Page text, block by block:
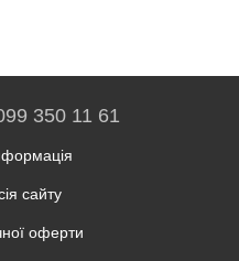
350 11 61
сайту
оферти